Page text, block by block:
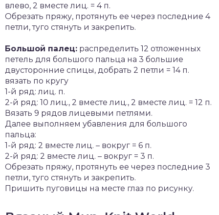
влево, 2 вместе лиц. = 4 п.
Обрезать пряжу, протянуть ее через последние 4
петли, туго стянуть и закрепить.
Большой палец: распределить 12 отложенных
петель для большого пальца на 3 большие
двусторонние спицы, добрать 2 петли = 14 п.
вязать по кругу
1-й ряд: лиц. п.
2-й ряд: 10 лиц., 2 вместе лиц., 2 вместе лиц. = 12 п.
Вязать 9 рядов лицевыми петлями.
Далее выполняем убавления для большого
пальца:
1-й ряд: 2 вместе лиц. – вокруг = 6 п.
2-й ряд: 2 вместе лиц. – вокруг = 3 п.
Обрезать пряжу, протянуть ее через последние 3
петли, туго стянуть и закрепить.
Пришить пуговицы на месте глаз по рисунку.